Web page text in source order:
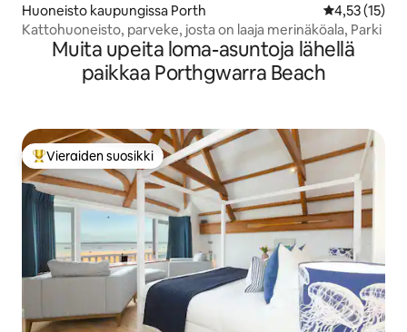
Huoneisto kaupungissa Porth
4,53 (15)
Kattohuoneisto, parveke, josta on laaja merinäköala, Parki
Muita upeita loma-asuntoja lähellä
paikkaa Porthgwarra Beach
Vieraiden suosikkien parhaimmistoa
Vieraiden suosikki